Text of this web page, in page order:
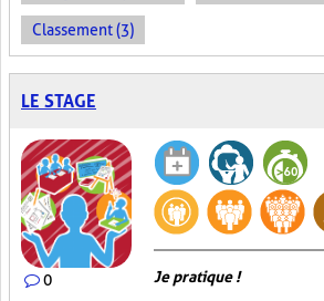
Classement (3)
LE STAGE
0 Je pratique !